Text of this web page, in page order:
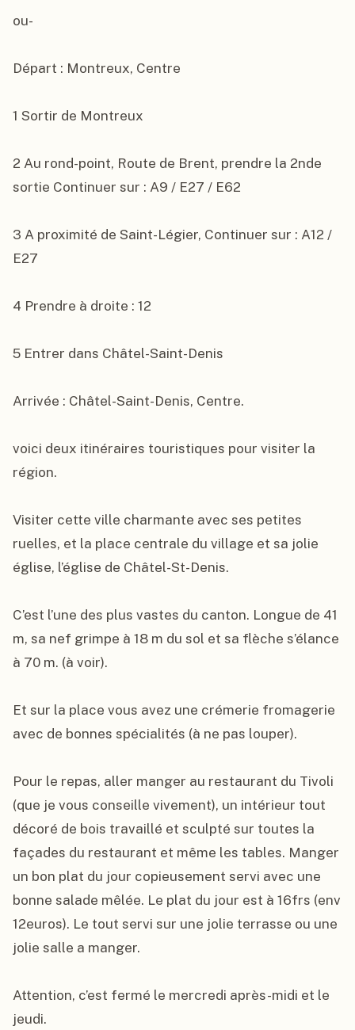
ou-
Départ : Montreux, Centre
1 Sortir de Montreux
2 Au rond-point, Route de Brent, prendre la 2nde
sortie Continuer sur : A9 / E27 / E62
3 A proximité de Saint-Légier, Continuer sur : A12 /
E27
4 Prendre à droite : 12
5 Entrer dans Châtel-Saint-Denis
Arrivée : Châtel-Saint-Denis, Centre.
voici deux itinéraires touristiques pour visiter la
région.
Visiter cette ville charmante avec ses petites
ruelles, et la place centrale du village et sa jolie
église, l’église de Châtel-St-Denis.
C’est l’une des plus vastes du canton. Longue de 41
m, sa nef grimpe à 18 m du sol et sa flèche s’élance
à 70 m. (à voir).
Et sur la place vous avez une crémerie fromagerie
avec de bonnes spécialités (à ne pas louper).
Pour le repas, aller manger au restaurant du Tivoli
(que je vous conseille vivement), un intérieur tout
décoré de bois travaillé et sculpté sur toutes la
façades du restaurant et même les tables. Manger
un bon plat du jour copieusement servi avec une
bonne salade mêlée. Le plat du jour est à 16frs (env
12euros). Le tout servi sur une jolie terrasse ou une
jolie salle a manger.
Attention, c’est fermé le mercredi après-midi et le
jeudi.